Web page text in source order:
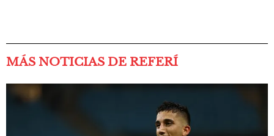
MÁS NOTICIAS DE REFERÍ